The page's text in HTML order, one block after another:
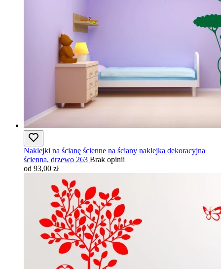
Naklejki na ścianę ścienne na ściany naklejka dekoracyjna
ścienna, drzewo 263 Brak opinii
od 93,00 zł